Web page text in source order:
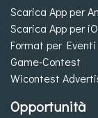
Scarica App per
Scarica App per
Format per Eventi
Game-Contest
Wicontest
Opportunità